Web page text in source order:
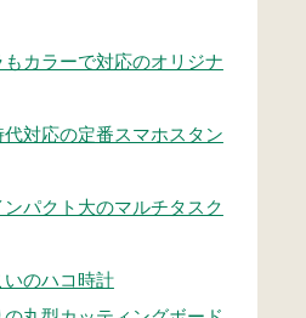
カラーで対応のオリジナ
代対応の定番スマホスタン
パクト大のマルチタスク
のハコ時計